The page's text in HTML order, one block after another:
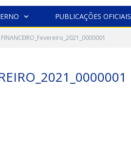
PUBLICAÇÕES OFICIAIS
FINANCEIRO_Fevereiro_2021_0000001